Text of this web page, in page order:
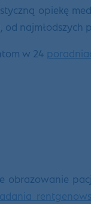
opiekę
najmłodszych
w 24
obrazowanie